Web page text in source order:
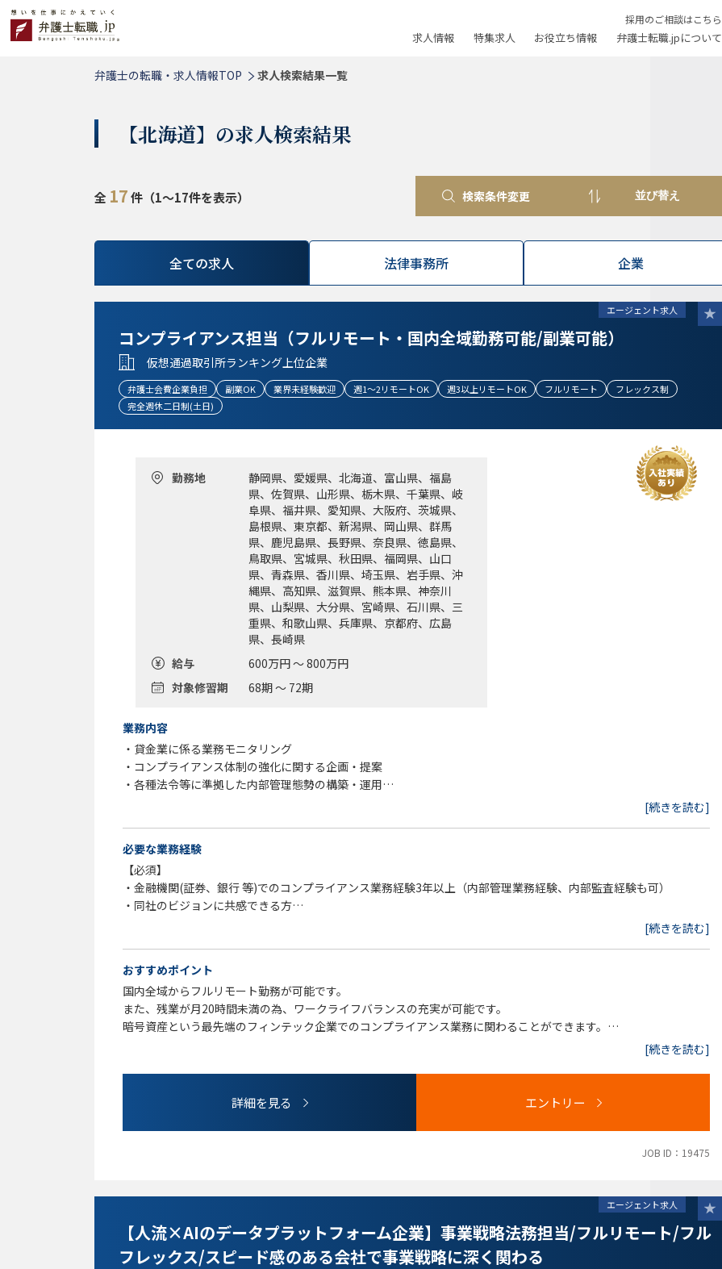
採用のご相談はこちら
求人情報 特集求人 お役立ち情報 弁護士転職.jpについて
弁護士の転職・求人情報TOP 求人検索結果一覧
【北海道】の求人検索結果
全 17件（1～17件を表示） 検索条件変更
全ての求人 法律事務所 企業
エージェント求人
コンプライアンス担当（フルリモート・国内全域勤務可能/副業可能）
仮想通過取引所ランキング上位企業
弁護士会費企業負担 副業OK 業界未経験歓迎 週1～2リモートOK 週3以上リモートOK フルリモート
フレックス制
完全週休二日制(土日)
勤務地
静岡県、愛媛県、北海道、富山県、福島
県、佐賀県、山形県、栃木県、千葉県、岐
阜県、福井県、愛知県、大阪府、茨城県、
島根県、東京都、新潟県、岡山県、群馬
県、鹿児島県、長野県、奈良県、徳島県、
鳥取県、宮城県、秋田県、福岡県、山口
県、青森県、香川県、埼玉県、岩手県、沖
縄県、高知県、滋賀県、熊本県、神奈川
県、山梨県、大分県、宮崎県、石川県、三
重県、和歌山県、兵庫県、京都府、広島
県、長崎県
給与
600万円 ～ 800万円
対象修習期
68期 ～ 72期
業務内容
・貸金業に係る業務モニタリング
・コンプライアンス体制の強化に関する企画・提案
・各種法令等に準拠した内部管理態勢の構築・運用
・広告審査業務
・暗号資産関係情報等の管理
・監督官庁対応
・その他コンプライアンス推進に付随する業務
（変更の範囲）
同上
[続きを読む]
必要な業務経験
【必須】
・金融機関(証券、銀行 等)でのコンプライアンス業務経験3年以上（内部管理業務経験、内部監査経験も可）
・同社のビジョンに共感できる方
・内部管理責任者資格(証券、金融先物 等)
・貸金業務取扱主任者資格
・内部監査に関する資格(公認内部監査人 等)
・ガバナンスや内部統制に関する指導・支援の経験
・顧客交付書面に係る整備経験
・Pマーク運用経験
・他部署対する業務指導等の経験を有し、コミュニケーションを円滑に図れる方
・自ら文献を調べながら前向きに業務に取り組める方
・Fintech(暗号資産)関連技術を普及させ、世の中を良い方向に変えていく想いがある方
[続きを読む]
おすすめポイント
国内全域からフルリモート勤務が可能です。
また、残業が月20時間未満の為、ワークライフバランスの充実が可能です。
暗号資産という最先端のフィンテック企業でのコンプライアンス業務に関わることができます。
[続きを読む]
詳細を見る エントリー
JOB ID：19475
エージェント求人
【人流×AIのデータプラットフォーム企業】事業戦略法務担当/フルリモート/フル
フレックス/スピード感のある会社で事業戦略に深く関わる